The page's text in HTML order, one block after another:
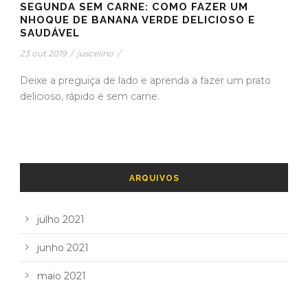
SEGUNDA SEM CARNE: COMO FAZER UM
NHOQUE DE BANANA VERDE DELICIOSO E
SAUDÁVEL
23 out 2019 / juscelino /
Deixe a preguiça de lado e aprenda a fazer um prato
delicioso, rápido e sem carne.
ARQUIVOS
julho 2021
junho 2021
maio 2021